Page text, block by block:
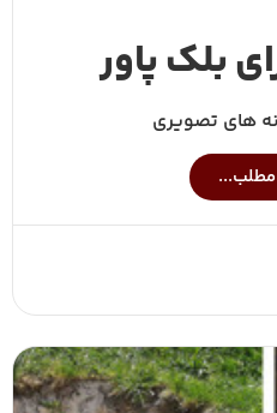
بلک پاور
های تصویری
مطلب...